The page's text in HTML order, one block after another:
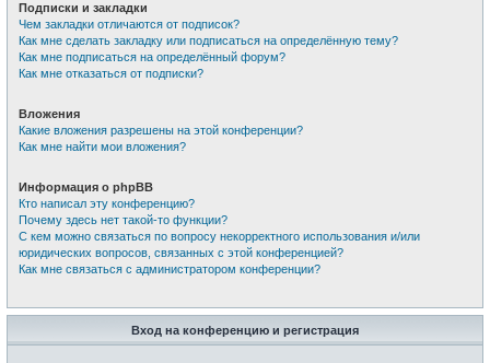
Подписки и закладки
Чем закладки отличаются от подписок?
Как мне сделать закладку или подписаться на определённую тему?
Как мне подписаться на определённый форум?
Как мне отказаться от подписки?
Вложения
Какие вложения разрешены на этой конференции?
Как мне найти мои вложения?
Информация о phpBB
Кто написал эту конференцию?
Почему здесь нет такой-то функции?
С кем можно связаться по вопросу некорректного использования и/или
юридических вопросов, связанных с этой конференцией?
Как мне связаться с администратором конференции?
Вход на конференцию и регистрация